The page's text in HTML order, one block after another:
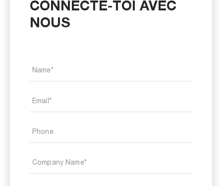
CONNECTE-TOI AVEC
NOUS